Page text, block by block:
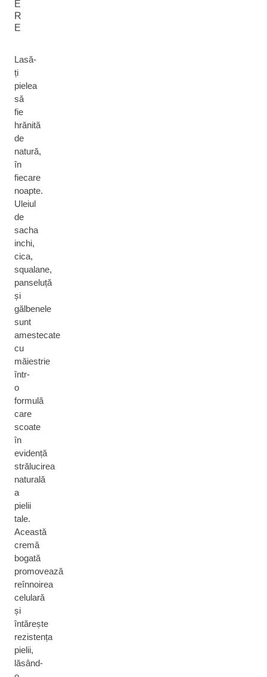
E
R
E
Lasă-
ți
pielea
să
fie
hrănită
de
natură,
în
fiecare
noapte.
Uleiul
de
sacha
inchi,
cica,
squalane,
panseluță
și
gălbenele
sunt
amestecate
cu
măiestrie
într-
o
formulă
care
scoate
în
evidență
strălucirea
naturală
a
pielii
tale.
Această
cremă
bogată
promovează
reînnoirea
celulară
și
întărește
rezistența
pielii,
lăsând-